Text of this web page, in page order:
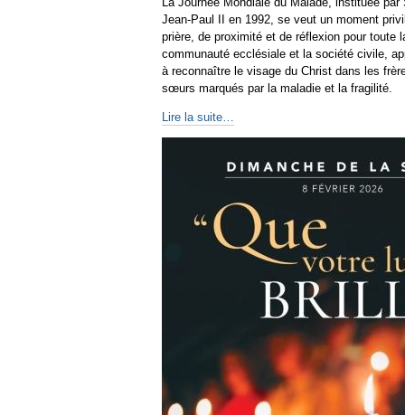
Jean-Paul II en 1992, se veut un moment
prière, de proximité et de réflexion pour toute
communauté ecclésiale et la société civile,
à reconnaître le visage du Christ dans les
sœurs marqués par la maladie et la fragilité.
Lire la suite…